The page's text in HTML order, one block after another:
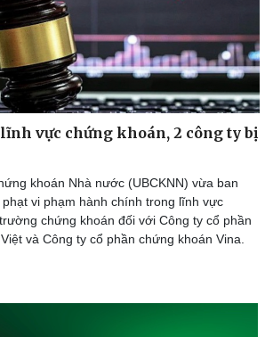
Ô tô
Xe máy
Tư vấn
vực chứng khoán, 2 công ty bị
khoán Nhà nước (UBCKNN) vừa ban
vi phạm hành chính trong lĩnh vực
chứng khoán đối với Công ty cổ phần
và Công ty cổ phần chứng khoán Vina.